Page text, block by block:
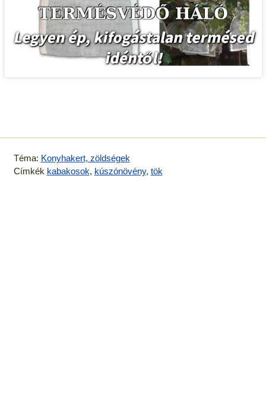
Téma: Konyhakert, zöldségek
Címkék kabakosok, kúszónövény, tök